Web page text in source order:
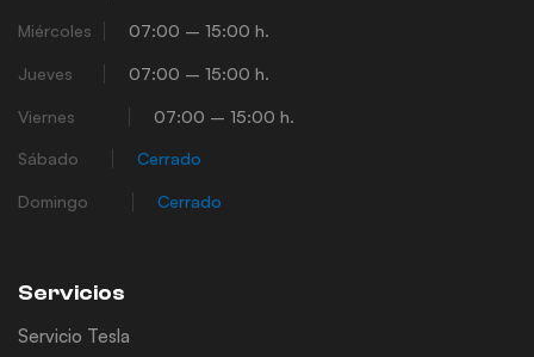
Miércoles 07:00 – 15:00 h.
Jueves 07:00 – 15:00 h.
Viernes 07:00 – 15:00 h.
Sábado Cerrado
Domingo Cerrado
Servicios
Servicio Tesla